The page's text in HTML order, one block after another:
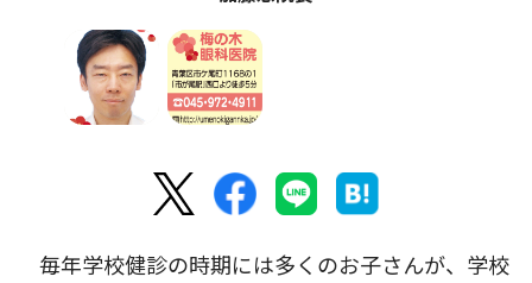
毎年学校健診の時期には多くのお子さんが、学校